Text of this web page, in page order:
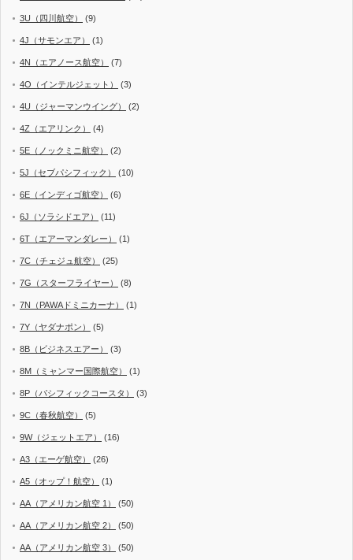
3U（四川航空） (9)
4J（サモンエア） (1)
4N（エアノース航空） (7)
4O（インテルジェット） (3)
4U（ジャーマンウイング） (2)
4Z（エアリンク） (4)
5E（ノックミニ航空） (2)
5J（セブパシフィック） (10)
6E（インディゴ航空） (6)
6J（ソラシドエア） (11)
6T（エアーマンダレー） (1)
7C（チェジュ航空） (25)
7G（スターフライヤー） (8)
7N（PAWAドミニカーナ） (1)
7Y（ヤダナポン） (5)
8B（ビジネスエアー） (3)
8M（ミャンマー国際航空） (1)
8P（パシフィックコースタ） (3)
9C（春秋航空） (5)
9W（ジェットエア） (16)
A3（エーゲ航空） (26)
A5（オップ！航空） (1)
AA（アメリカン航空 1） (50)
AA（アメリカン航空 2） (50)
AA（アメリカン航空 3） (50)